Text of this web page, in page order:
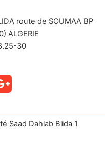
route de SOUMAA BP
ALGERIE
30
Saad Dahlab Blida 1